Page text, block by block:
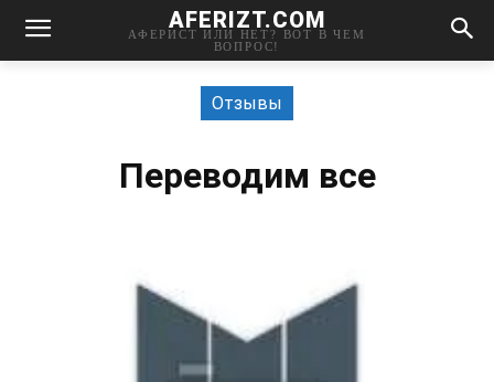
AFERIZT.COM
АФЕРИСТ ИЛИ НЕТ? ВОТ В ЧЕМ
ВОПРОС!
Отзывы
Переводим все